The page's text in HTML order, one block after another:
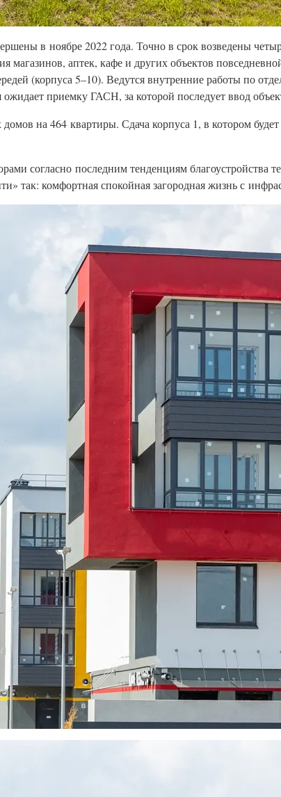
в ноябре 2022 года. Точно в срок возведены
магазинов, аптек, кафе и других объектов
(корпуса 5–10). Ведутся внутренние работы по
приемку ГАСН, за которой последует ввод
на 464 квартиры. Сдача корпуса 1, в котором
согласно последним тенденциям благоустройства
так: комфортная спокойная загородная жизнь с